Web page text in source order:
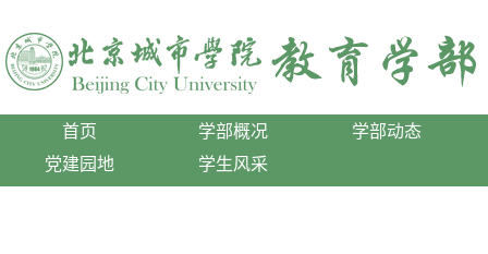
首页 学部概况
学部动态
党建园地
学生风采